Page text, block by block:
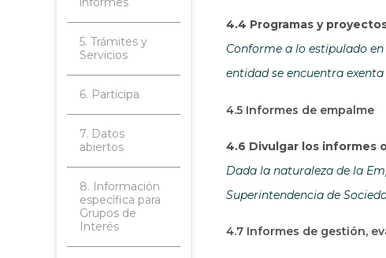
5. Trámites y
Servicios
6. Participa
7. Datos
abiertos
8. Información
específica para
Grupos de
Interés
4.4 Programas y
Conforme a lo estipulado
entidad se encuentra
4.5 Informes de empalme
4.6 Divulgar los informes
Dada la naturaleza de la
Superintendencia de
4.7 Informes de gestión,